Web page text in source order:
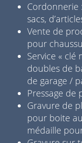
Cordonnerie
sacs,
Vente de
pour
Service «
doubles de
de garage /
Pressage de
Gravure de
pour boite
médaille